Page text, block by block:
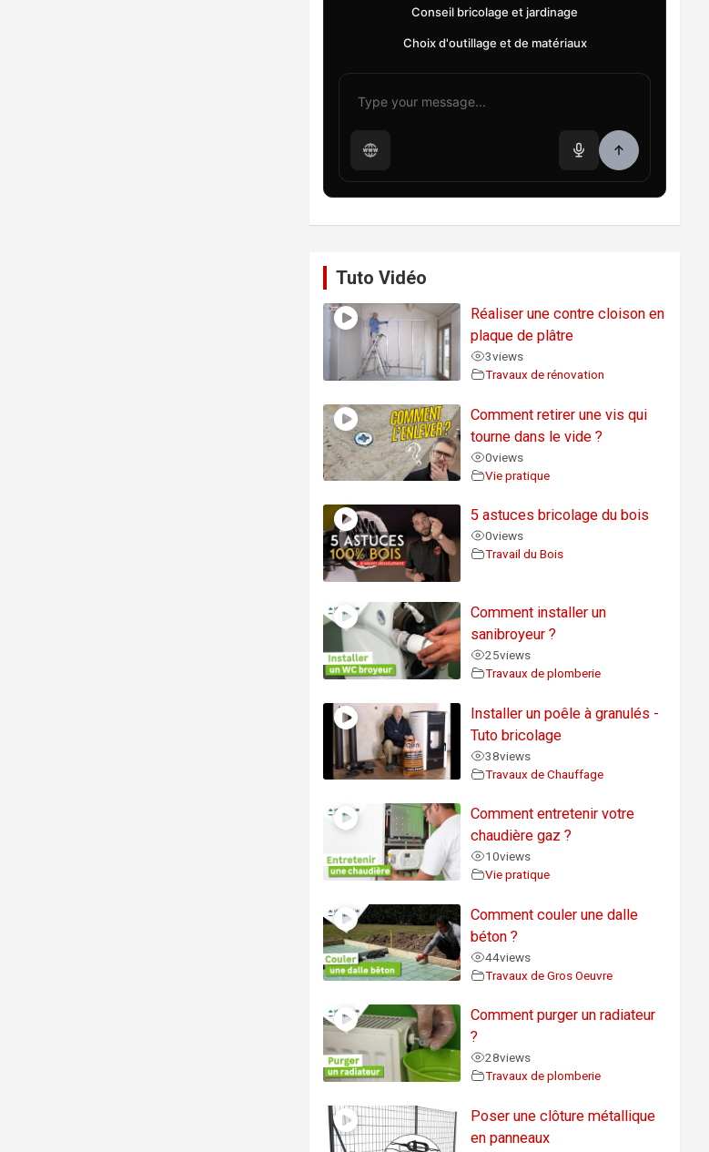
Conseil bricolage et jardinage
Choix d'outillage et de matériaux
Tuto Vidéo
Réaliser une contre cloison en
plaque de plâtre
3views
Travaux de rénovation
Comment retirer une vis qui
tourne dans le vide ?
0views
Vie pratique
5 astuces bricolage du bois
0views
Travail du Bois
Comment installer un
sanibroyeur ?
25views
Travaux de plomberie
Installer un poêle à granulés -
Tuto bricolage
38views
Travaux de Chauffage
Comment entretenir votre
chaudière gaz ?
10views
Vie pratique
Comment couler une dalle
béton ?
44views
Travaux de Gros Oeuvre
Comment purger un radiateur
?
28views
Travaux de plomberie
Poser une clôture métallique
en panneaux